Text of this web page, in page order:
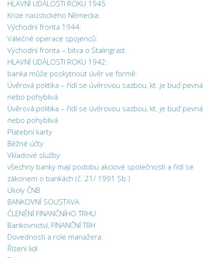
HLAVNÍ UDÁLOSTI ROKU 1945:
Krize nacistického Německa:
Východní fronta 1944:
Válečné operace spojenců:
Východní fronta – bitva o Stalingrad:
HLAVNÍ UDÁLOSTI ROKU 1942:
banka může poskytnout úvěr ve formě:
Úvěrová politika – řídí se úvěrovou sazbou, kt. je buď pevná
nebo pohyblivá
Úvěrová politika – řídí se úvěrovou sazbou, kt. je buď pevná
nebo pohyblivá
Platební karty
Běžné účty
Vkladové služby
všechny banky mají podobu akciové společnosti a řídí se
zákonem o bankách (č. 21/ 1991 Sb.)
Úkoly ČNB
BANKOVNÍ SOUSTAVA
ČLENĚNÍ FINANČNÍHO TRHU
Bankovnictví, FINANČNÍ TRH
Dovednosti a role manažera:
Řízení lidí